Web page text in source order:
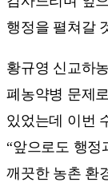
행정을 펼쳐갈
황규영 신교하
폐농약병 문제
있었는데 이번
“앞으로도 행정
깨끗한 농촌 환